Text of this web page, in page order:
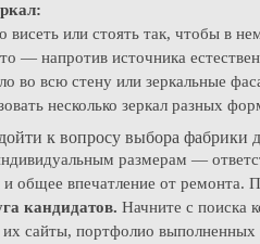
висеть или стоять так, чтобы в
— напротив источника
во всю стену или зеркальные
несколько зеркал разных
к вопросу выбора фабрики
размерам —
и общее впечатление от
кандидатов. Начните с поиска
сайты, портфолио выполненных